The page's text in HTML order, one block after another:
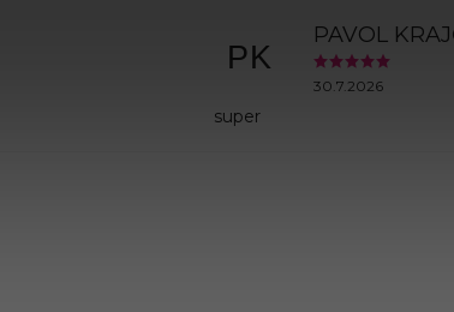
PK
PAVOL
30.7.2026
super